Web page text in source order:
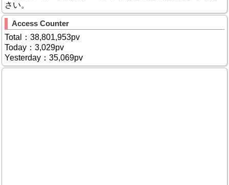
さい。
Access Counter
Total：38,801,953pv
Today：3,029pv
Yesterday：35,069pv